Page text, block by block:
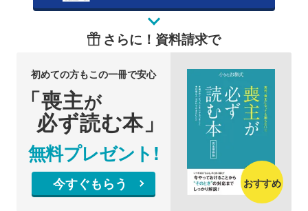
さらに！資料請求で
初めての方もこの一冊で安心
「喪主が
必ず読む本」
無料プレゼント!
今すぐもらう おすすめ